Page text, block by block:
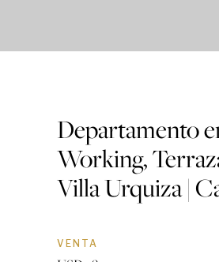
Departamento
Working,
Villa Urquiza |
VENTA